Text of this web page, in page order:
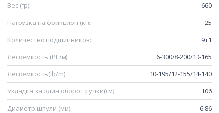
Вес (гр):
660
Нагрузка на фрикцион (кг):
25
Количество подшипников:
9+1
Лесоёмкость (РЕ/м):
6-300/8-200/10-165
Лесоёмкость(lb/m):
10-195/12-155/14-140
Укладка за один оборот ручки(см):
106
Диаметр шпули (мм):
6.86